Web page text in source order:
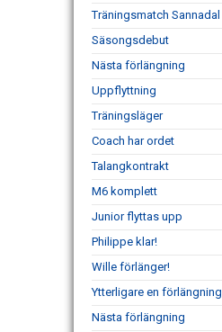
Träningsmatch Sannadal
Säsongsdebut
Nästa förlängning
Uppflyttning
Träningsläger
Coach har ordet
Talangkontrakt
M6 komplett
Junior flyttas upp
Philippe klar!
Wille förlänger!
Ytterligare en förlängning
Nästa förlängning